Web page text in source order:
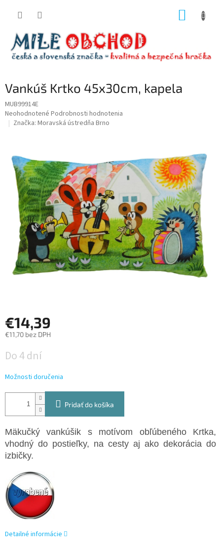
Vankúš Krtko 45x30cm, kapela
MUB99914E
Priemerné
hodnotenie
hviezdičiek.
Neohodnotené Podrobnosti hodnotenia
Značka: Moravská ústredňa Brno
€14,39
€11,70 bez DPH
cena:
Do 4 dní
Možnosti doručenia
Pridať do košíka
Mäkučký vankúšik s motívom obľúbeného Krtka,
vhodný do postieľky, na cesty aj ako dekorácia do
izbičky.
Detailné informácie